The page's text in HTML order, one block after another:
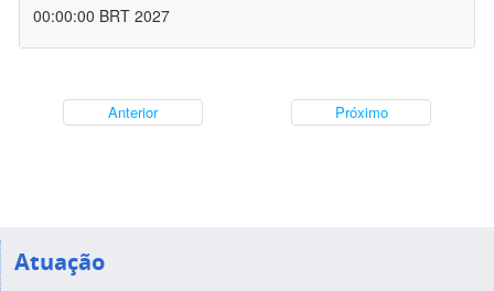
00:00:00 BRT 2027
Anterior Próximo
Atuação